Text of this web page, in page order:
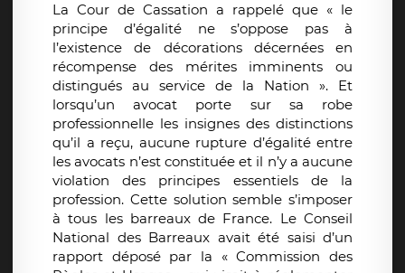
La Cour de Cassation a rappelé que « le
principe d’égalité ne s’oppose pas à
l’existence de décorations décernées en
récompense des mérites imminents ou
distingués au service de la Nation ». Et
lorsqu’un avocat porte sur sa robe
professionnelle les insignes des distinctions
qu’il a reçu, aucune rupture d’égalité entre
les avocats n’est constituée et il n’y a aucune
violation des principes essentiels de la
profession. Cette solution semble s’imposer
à tous les barreaux de France. Le Conseil
National des Barreaux avait été saisi d’un
rapport déposé par la « Commission des